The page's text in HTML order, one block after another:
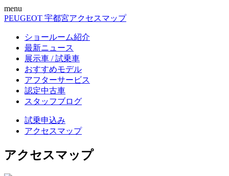
menu
PEUGEOT 宇都宮アクセスマップ
ショールーム紹介
最新ニュース
展示車 / 試乗車
おすすめモデル
アフターサービス
認定中古車
スタッフブログ
試乗申込み
アクセスマップ
アクセスマップ